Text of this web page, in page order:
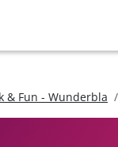
& Fun - Wunderbla